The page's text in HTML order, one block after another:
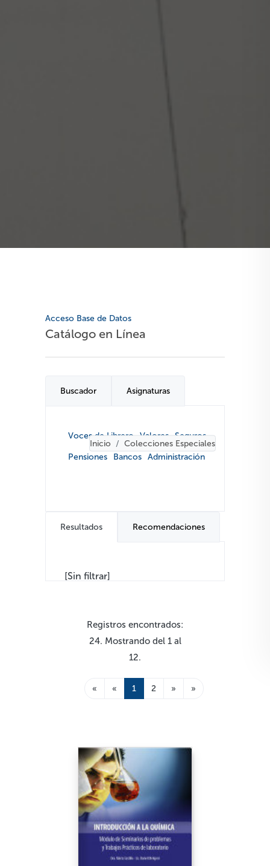
Acceso Base de Datos
Catálogo en Línea
Buscador Asignaturas
Inicio Colecciones Especiales
Voces de Librero Valores Seguros
Pensiones Bancos Administración
Resultados Recomendaciones
[Sin filtrar]
Registros encontrados:
24. Mostrando del 1 al
12.
« « 1 2 » »